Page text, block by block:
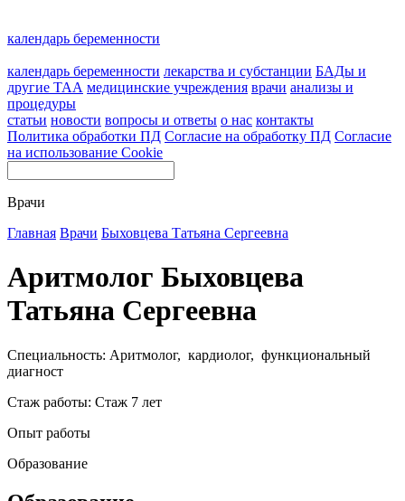
календарь беременности
календарь беременности лекарства и субстанции БАДы и
другие ТАА медицинские учреждения врачи анализы и
процедуры
статьи новости вопросы и ответы о нас контакты
Политика обработки ПД Согласие на обработку ПД Согласие
на использование Cookie
Врачи
Главная Врачи Быховцева Татьяна Сергеевна
Аритмолог Быховцева
Татьяна Сергеевна
Специальность: Аритмолог, кардиолог, функциональный
диагност
Стаж работы: Стаж 7 лет
Опыт работы
Образование